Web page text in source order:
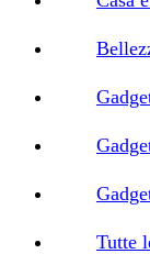
Tutte